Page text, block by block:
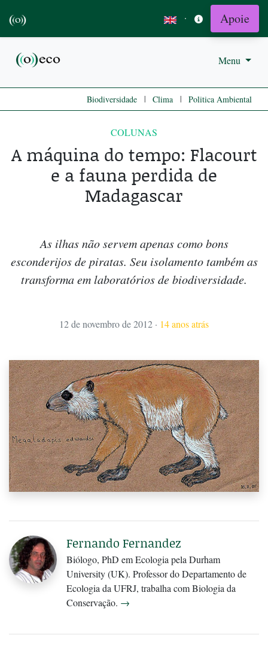
· Apoie
Menu
Biodiversidade | Clima | Politica Ambiental
COLUNAS
A máquina do tempo: Flacourt
e a fauna perdida de
Madagascar
As ilhas não servem apenas como bons
esconderijos de piratas. Seu isolamento também as
transforma em laboratórios de biodiversidade.
12 de novembro de 2012 · 14 anos atrás
Fernando Fernandez
Biólogo, PhD em Ecologia pela Durham
University (UK). Professor do Departamento de
Ecologia da UFRJ, trabalha com Biologia da
Conservação. →